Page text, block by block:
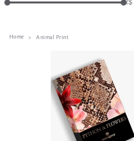
Acessórios
Animal Print